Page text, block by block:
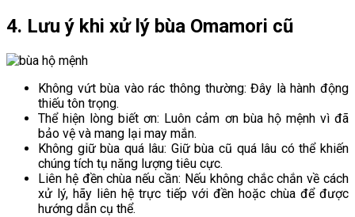
4. Lưu ý khi xử lý bùa Omamori cũ
Không vứt bùa vào rác thông thường: Đây là hành động
thiếu tôn trọng.
Thể hiện lòng biết ơn: Luôn cảm ơn bùa hộ mệnh vì đã
bảo vệ và mang lại may mắn.
Không giữ bùa quá lâu: Giữ bùa cũ quá lâu có thể khiến
chúng tích tụ năng lượng tiêu cực.
Liên hệ đền chùa nếu cần: Nếu không chắc chắn về cách
xử lý, hãy liên hệ trực tiếp với đền hoặc chùa để được
hướng dẫn cụ thể.